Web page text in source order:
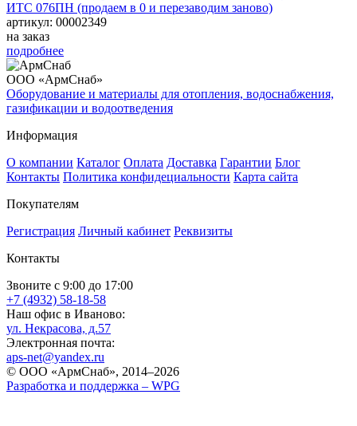
ИТС 076ПН (продаем в 0 и перезаводим заново)
артикул: 00002349
на заказ
подробнее
ООО «АрмСнаб»
Оборудование и материалы для отопления, водоснабжения,
газификации и водоотведения
Информация
О компании Каталог Оплата Доставка Гарантии Блог
Контакты Политика конфидециальности Карта сайта
Покупателям
Регистрация Личный кабинет Реквизиты
Контакты
Звоните с 9:00 до 17:00
+7 (4932) 58-18-58
Наш офис в Иваново:
ул. Некрасова, д.57
Электронная почта:
aps-net@yandex.ru
© ООО «АрмСнаб», 2014–2026
Разработка и поддержка – WPG